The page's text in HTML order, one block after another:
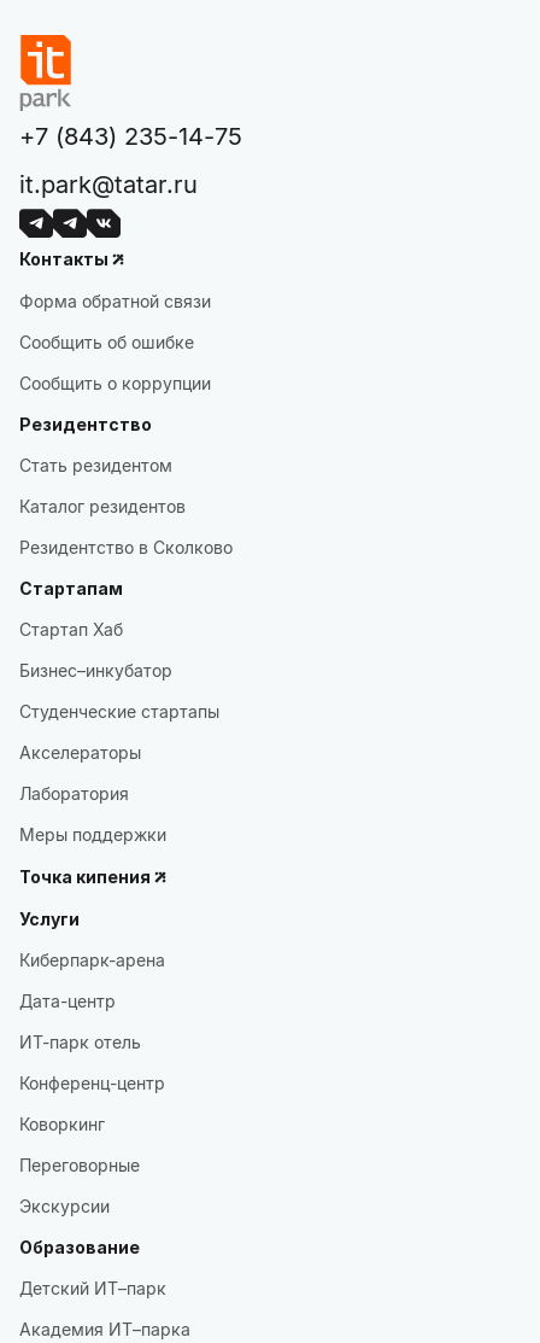
+7 (843) 235-14-75
it.park@tatar.ru
Контакты
Форма обратной связи
Сообщить об ошибке
Сообщить о коррупции
Резидентство
Стать резидентом
Каталог резидентов
Резидентство в Сколково
Стартапам
Стартап Хаб
Бизнес–инкубатор
Студенческие стартапы
Акселераторы
Лаборатория
Меры поддержки
Точка кипения
Услуги
Киберпарк-арена
Дата-центр
ИТ-парк отель
Конференц-центр
Коворкинг
Переговорные
Экскурсии
Образование
Детский ИТ–парк
Академия ИТ–парка